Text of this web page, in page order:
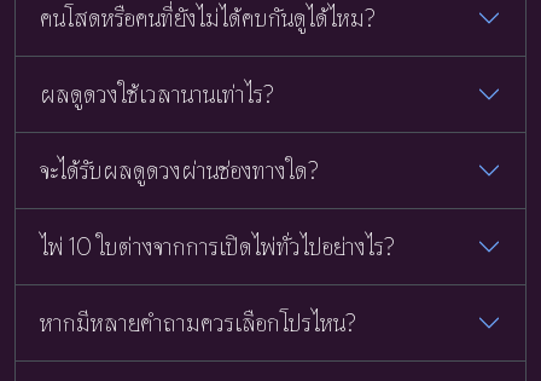
คนโสดหรือคนที่ยังไม่ได้คบกันดูได้ไหม?
ผลดูดวงใช้เวลานานเท่าไร?
จะได้รับผลดูดวงผ่านช่องทางใด?
ไพ่ 10 ใบต่างจากการเปิดไพ่ทั่วไปอย่างไร?
หากมีหลายคำถามควรเลือกโปรไหน?